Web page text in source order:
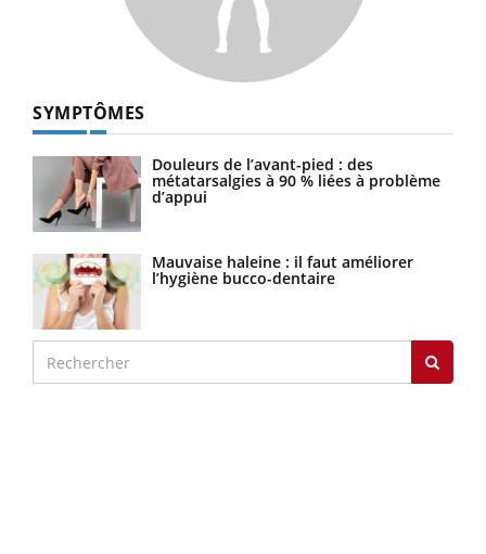
SYMPTÔMES
Douleurs de l’avant-pied : des
métatarsalgies à 90 % liées à problème
d’appui
Mauvaise haleine : il faut améliorer
l’hygiène bucco-dentaire